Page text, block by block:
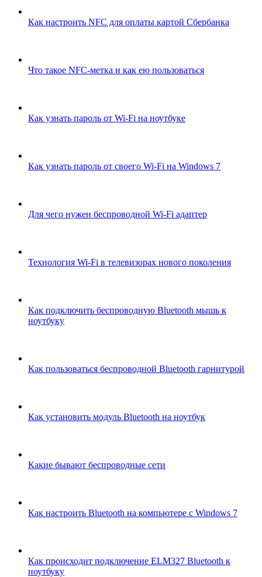
Как настроить NFC для оплаты картой Сбербанка
Что такое NFC-метка и как ею пользоваться
Как узнать пароль от Wi-Fi на ноутбуке
Как узнать пароль от своего Wi-Fi на Windows 7
Для чего нужен беспроводной Wi-Fi адаптер
Технология Wi-Fi в телевизорах нового поколения
Как подключить беспроводную Bluetooth мышь к
ноутбуку
Как пользоваться беспроводной Bluetooth гарнитурой
Как установить модуль Bluetooth на ноутбук
Какие бывают беспроводные сети
Как настроить Bluetooth на компьютере с Windows 7
Как происходит подключение ELM327 Bluetooth к
ноутбуку